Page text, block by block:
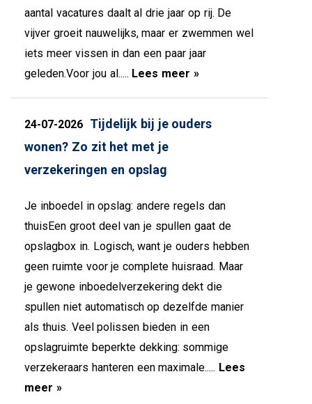
aantal vacatures daalt al drie jaar op rij. De
vijver groeit nauwelijks, maar er zwemmen wel
iets meer vissen in dan een paar jaar
geleden.Voor jou al..... Lees meer »
24-07-2026 Tijdelijk bij je ouders
wonen? Zo zit het met je
verzekeringen en opslag
Je inboedel in opslag: andere regels dan
thuisEen groot deel van je spullen gaat de
opslagbox in. Logisch, want je ouders hebben
geen ruimte voor je complete huisraad. Maar
je gewone inboedelverzekering dekt die
spullen niet automatisch op dezelfde manier
als thuis. Veel polissen bieden in een
opslagruimte beperkte dekking: sommige
verzekeraars hanteren een maximale..... Lees
meer »